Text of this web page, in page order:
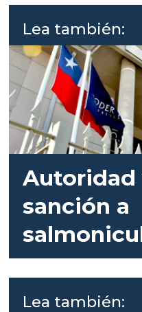
Lea también:
Autoridad
sanción a
entrega
Lea también: